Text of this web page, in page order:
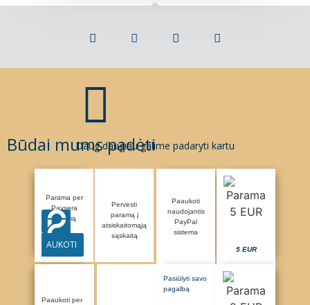
Būdai mums padėti
Daug daugiau galime padaryti kartu
Parama per
Paysera
sistemą
AUKOTI
Pervesti
paramą į
atsiskaitomąją
sąskaitą
Paaukoti
naudojantis
PayPal
sistema
5 EUR
Paaukoti per
Pasiūlyti savo
pagalbą